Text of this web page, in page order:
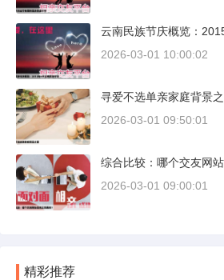
云南民族节庆概览：
2026-03-01 10:00:02
寻爱不选单亲家庭背景
2026-03-01 09:50:01
综合比较：哪个交友网
2026-03-01 09:00:01
精彩推荐